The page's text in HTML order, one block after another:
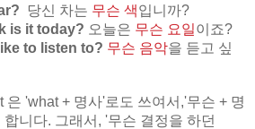
당신 차는 무슨 색입니까?
is it today? 오늘은 무슨 요일이죠?
to listen to? 무슨 음악을 듣고 싶
은 'what + 명사'로도 쓰여서,'무슨 + 명
니다. 그래서, '무슨 결정을 하던